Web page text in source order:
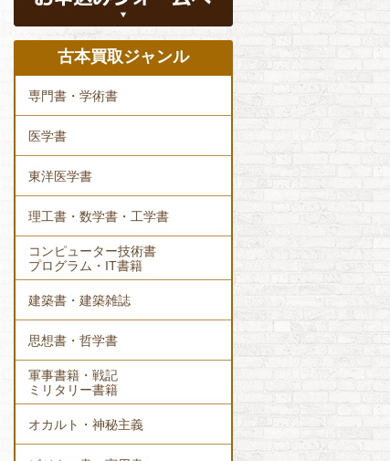
古本買取ジャンル
専門書・学術書
医学書
東洋医学書
理工書・数学書・工学書
コンピューター技術書
プログラム・IT書籍
建築書・建築雑誌
思想書・哲学書
軍事書籍・戦記
ミリタリー書籍
オカルト・神秘主義